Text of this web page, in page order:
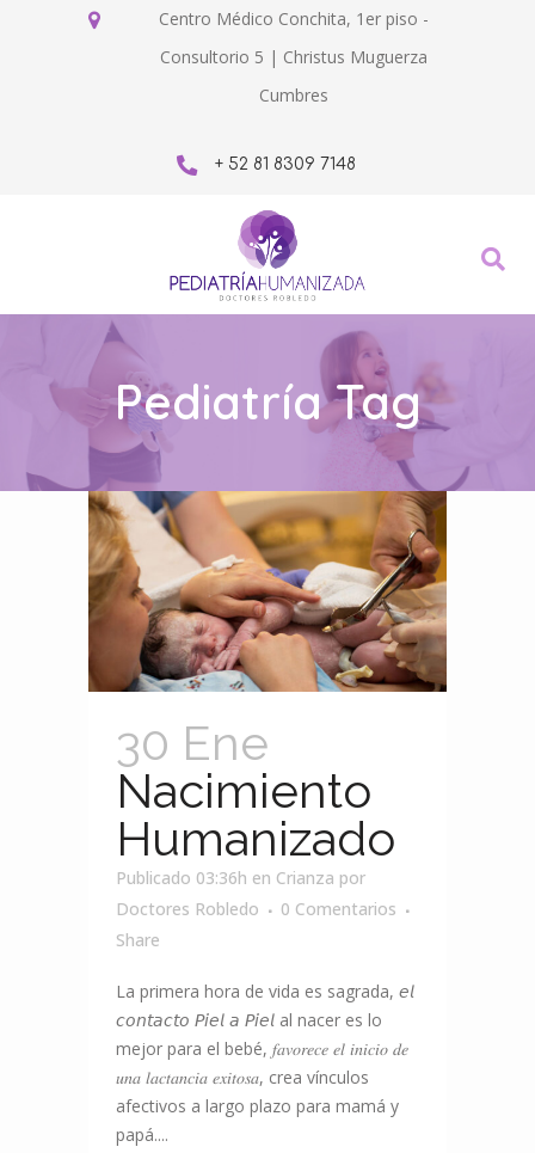
Centro Médico Conchita, 1er piso -
Consultorio 5 | Christus Muguerza
Cumbres
+ 52 81 8309 7148
Pediatría Tag
30 Ene
Nacimiento
Humanizado
Publicado 03:36h en Crianza por
Doctores Robledo
0 Comentarios
Share
La primera hora de vida es sagrada, 𝘦𝘭
𝘤𝘰𝘯𝘵𝘢𝘤𝘵𝘰 𝘗𝘪𝘦𝘭 𝘢 𝘗𝘪𝘦𝘭 al nacer es lo
mejor para el bebé, 𝑓𝑎𝑣𝑜𝑟𝑒𝑐𝑒 𝑒𝑙 𝑖𝑛𝑖𝑐𝑖𝑜 𝑑𝑒
𝑢𝑛𝑎 𝑙𝑎𝑐𝑡𝑎𝑛𝑐𝑖𝑎 𝑒𝑥𝑖𝑡𝑜𝑠𝑎, crea vínculos
afectivos a largo plazo para mamá y
papá....